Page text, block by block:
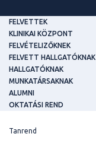
FELVETTEK
KLINIKAI KÖZPONT
FELVÉTELIZŐKNEK
FELVETT HALLGATÓKNAK
HALLGATÓKNAK
MUNKATÁRSAKNAK
ALUMNI
OKTATÁSI REND
Tanrend